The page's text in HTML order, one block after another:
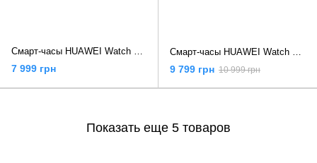
Смарт-часы HUAWEI Watch GT 3 42mm Elegant Gold (55027151)
7 999 грн
Смарт-часы HUAWEI Watch GT 3 Pro 46mm Classic (55028467)
9 799 грн 10 999 грн
Показать еще 5 товаров